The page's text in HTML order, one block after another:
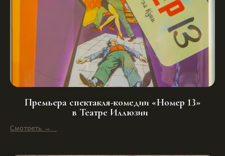
Премьера спектакля-комедии «Номер 13»
в Театре Иллюзии
Смотреть →